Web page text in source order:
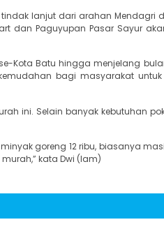
lanjut dari arahan Mendagri
dan Paguyupan Pasar Sayur
Kota Batu hingga menjelang
bagi masyarakat untuk
ini. Selain banyak kebutuhan
goreng 12 ribu, biasanya
kata Dwi (lam)